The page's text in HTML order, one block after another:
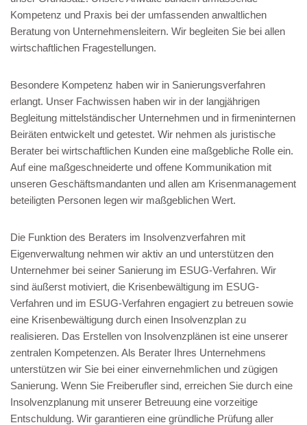
Kompetenz und Praxis bei der umfassenden anwaltlichen
Beratung von Unternehmensleitern. Wir begleiten Sie bei allen
wirtschaftlichen Fragestellungen.
Besondere Kompetenz haben wir in Sanierungsverfahren
erlangt. Unser Fachwissen haben wir in der langjährigen
Begleitung mittelständischer Unternehmen und in firmeninternen
Beiräten entwickelt und getestet. Wir nehmen als juristische
Berater bei wirtschaftlichen Kunden eine maßgebliche Rolle ein.
Auf eine maßgeschneiderte und offene Kommunikation mit
unseren Geschäftsmandanten und allen am Krisenmanagement
beteiligten Personen legen wir maßgeblichen Wert.
Die Funktion des Beraters im Insolvenzverfahren mit
Eigenverwaltung nehmen wir aktiv an und unterstützen den
Unternehmer bei seiner Sanierung im ESUG-Verfahren. Wir
sind äußerst motiviert, die Krisenbewältigung im ESUG-
Verfahren und im ESUG-Verfahren engagiert zu betreuen sowie
eine Krisenbewältigung durch einen Insolvenzplan zu
realisieren. Das Erstellen von Insolvenzplänen ist eine unserer
zentralen Kompetenzen. Als Berater Ihres Unternehmens
unterstützen wir Sie bei einer einvernehmlichen und zügigen
Sanierung. Wenn Sie Freiberufler sind, erreichen Sie durch eine
Insolvenzplanung mit unserer Betreuung eine vorzeitige
Entschuldung. Wir garantieren eine gründliche Prüfung aller